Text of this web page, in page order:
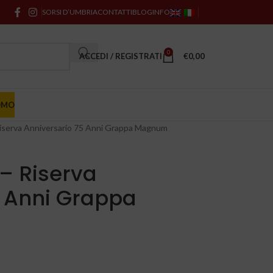
SORSI D’UMBRIACONTATTIBLOGINFO
ACCEDI / REGISTRATI 0 €0,00
Anniversario 75 Anni Grappa Magnum
Riserva
Grappa